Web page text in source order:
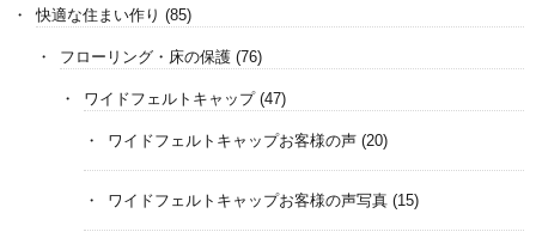
快適な住まい作り (85)
フローリング・床の保護 (76)
ワイドフェルトキャップ(47)
ワイドフェルトキャップお客様の声 (20)
ワイドフェルトキャップお客様の声写真 (15)